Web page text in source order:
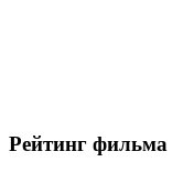
Рейтинг фильма